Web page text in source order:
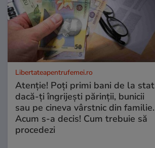
Libertateapentrufemei.ro
Atenție! Poți primi bani de la stat
dacă-ți îngrijești părinții, bunicii
sau pe cineva vârstnic din familie.
Acum s-a decis! Cum trebuie să
procedezi